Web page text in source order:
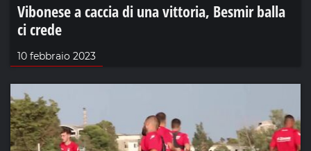
Vibonese a caccia di una vittoria, Besmir balla
ci crede
10 febbraio 2023